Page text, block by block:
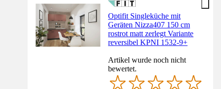
Optifit Singleküche mit
Geräten Nizza407 150 cm
rostrot matt zerlegt Variante
reversibel KPNI 1532-9+
Artikel wurde noch nicht
bewertet.